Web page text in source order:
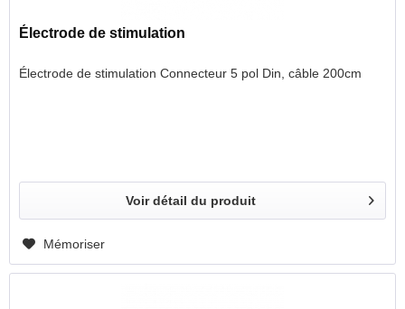
Électrode de stimulation
Électrode de stimulation Connecteur 5 pol Din, câble 200cm
Voir détail du produit
Mémoriser